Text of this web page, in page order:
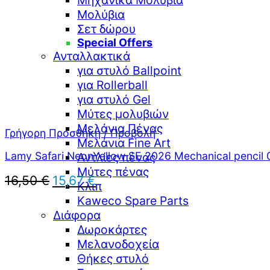
Μολύβια
Σετ δώρου
Special Offers
Ανταλλακτικά
για στυλό Ballpoint
για Rollerball
για στυλό Gel
Μύτες μολυβιών
Μελάνια Πένας
Μελάνια Fine Art
Αντλίες πένας
Μύτες πένας
Κλιπ
Kaweco Spare Parts
Διάφορα
Δωροκάρτες
Μελανοδοχεία
Θήκες στυλό
Γρήγορη Προσθήκη / Προβολή
Lamy Safari NeonYellow SE 2026 Mechanical pencil
16,50€ Original
price
was:
16,50 €.
15,67€Η
τρέχουσα
τιμή
είναι:
15,67 €.